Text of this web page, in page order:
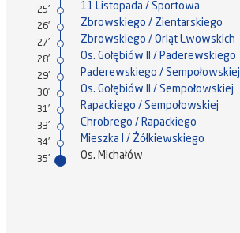
25' 11 Listopada / Sportowa
26' Zbrowskiego / Zientarskiego
27' Zbrowskiego / Orląt Lwowskich
28' Os. Gołębiów II / Paderewskiego
29' Paderewskiego / Sempołowskiej
30' Os. Gołębiów II / Sempołowskiej
31' Rapackiego / Sempołowskiej
33' Chrobrego / Rapackiego
34' Mieszka I / Żółkiewskiego
35' Os. Michałów